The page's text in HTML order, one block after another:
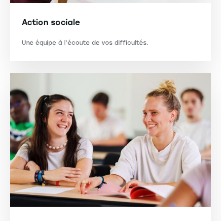
Action sociale
Une équipe à l’écoute de vos difficultés.